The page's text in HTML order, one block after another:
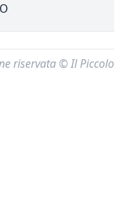
riservata © Il Piccolo